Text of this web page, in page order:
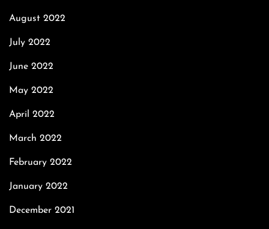
August 2022
July 2022
June 2022
May 2022
April 2022
March 2022
February 2022
January 2022
December 2021